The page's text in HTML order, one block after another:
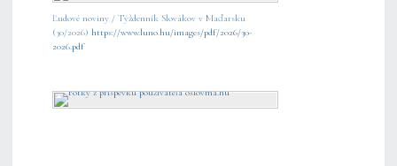
Ľudové noviny / Týždenník Slovákov v Maďarsku
(30/2026) https://www.luno.hu/images/pdf/2026/30-
2026.pdf